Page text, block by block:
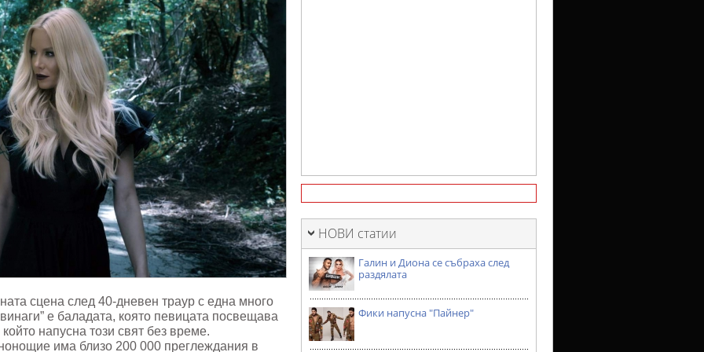
сцена след 40-дневен траур с една много
е баладата, която певицата посвещава
напусна този свят без време.
има близо 200 000 преглеждания в
НОВИ статии
Галин и Диона се събраха след
раздялата
Фики напусна "Пайнер"